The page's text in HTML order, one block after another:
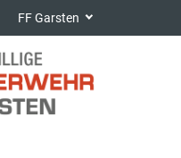
FF Garsten